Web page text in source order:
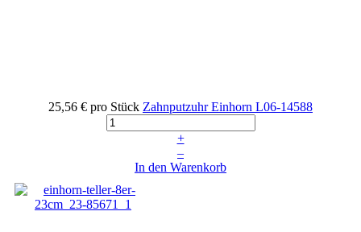
25,56 € pro Stück Zahnputzuhr Einhorn L06-14588
+
–
In den Warenkorb